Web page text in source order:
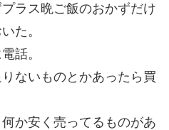
ラス晩ご飯のおかずだけ
た。
話。
ないものとかあったら買
か安く売ってるものがあ